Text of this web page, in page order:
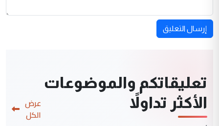
إرسال التعليق
تعليقاتكم والموضوعات
الأكثر تداولاً
عرض
الكل